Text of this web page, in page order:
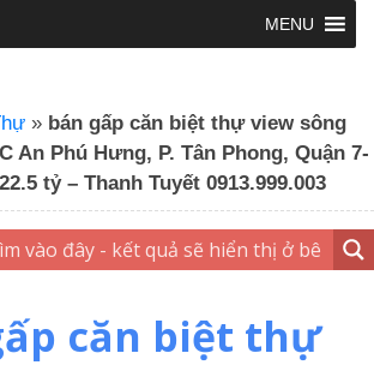
MENU
» bán gấp căn biệt thự view sông
An Phú Hưng, P. Tân Phong, Quận 7-
tỷ – Thanh Tuyết 0913.999.003
căn biệt thự